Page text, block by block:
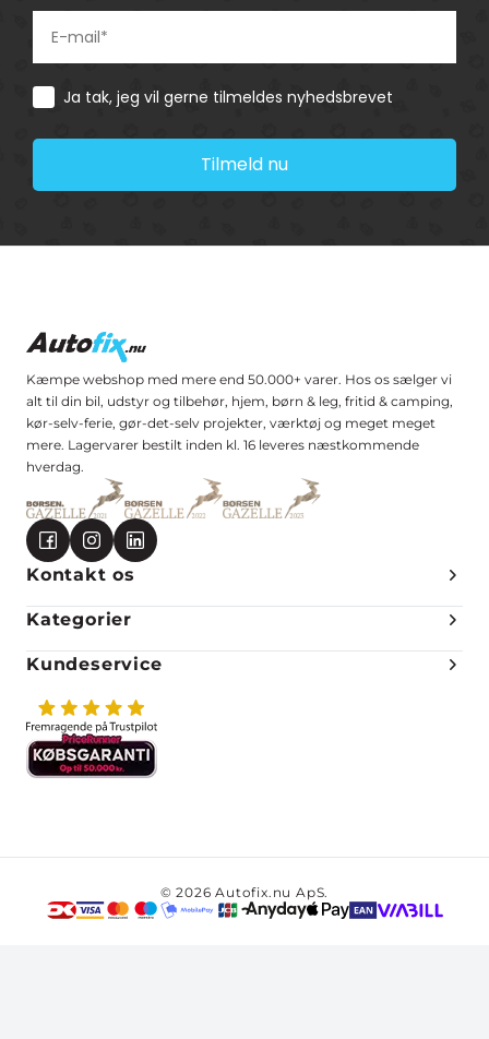
Consent
Ja tak, jeg vil gerne tilmeldes nyhedsbrevet
Tilmeld nu
Kæmpe webshop med mere end 50.000+ varer. Hos os sælger vi
alt til din bil, udstyr og tilbehør, hjem, børn & leg, fritid & camping,
kør-selv-ferie, gør-det-selv projekter, værktøj og meget meget
mere. Lagervarer bestilt inden kl. 16 leveres næstkommende
hverdag.
Kontakt os
Kategorier
Kundeservice
© 2026 Autofix.nu ApS.